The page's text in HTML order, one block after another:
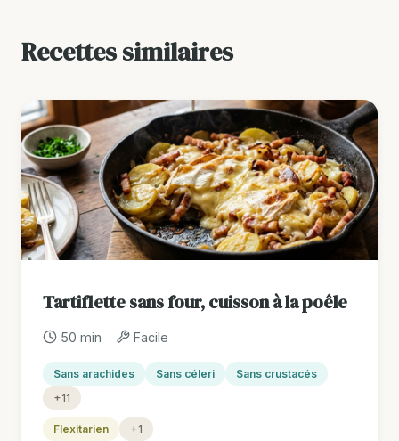
Recettes similaires
Tartiflette sans four, cuisson à la poêle
50 min Facile
Sans arachides Sans céleri
Sans crustacés
+11
Flexitarien +1